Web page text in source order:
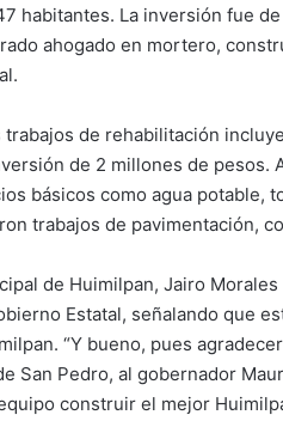
habitantes. La inversión fue
ahogado en mortero,
trabajos de rehabilitación
de 2 millones de pesos.
básicos como agua potable,
trabajos de pavimentación,
de Huimilpan, Jairo
Estatal, señalando que
“Y bueno, pues
San Pedro, al gobernador
construir el mejor